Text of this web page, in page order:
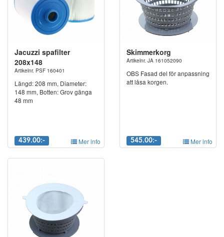
Jacuzzi spafilter
208x148
Artikelnr. PSF 160401
Längd: 208 mm, Diameter:
148 mm, Botten: Grov gänga
48 mm
439.00:- Mer info
Skimmerkorg
Artikelnr. JA 161052090
OBS Fasad del för anpassning
att låsa korgen.
545.00:- Mer info